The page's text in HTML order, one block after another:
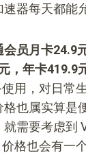
器每天都能
员月卡24.9
，年卡419.9
用，对日常
格也属实算是
需要考虑到
格也会有一